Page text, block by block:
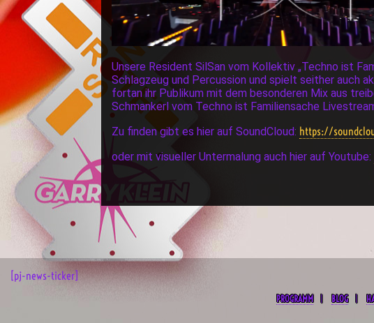
Unsere Resident SilSan vom Kollektiv „Techno ist
Schlagzeug und Percussion und spielt seither auch
fortan ihr Publikum mit dem besonderen Mix aus
Schmankerl vom Techno ist Familiensache
Zu finden gibt es hier auf SoundCloud: https://
oder mit visueller Untermalung auch hier auf Youtube:
[pj-news-ticker]
PROGRAMM BLOG